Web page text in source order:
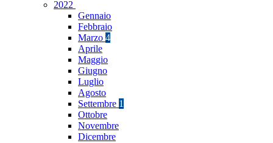
2022
Gennaio
Febbraio
Marzo 4
Aprile
Maggio
Giugno
Luglio
Agosto
Settembre 1
Ottobre
Novembre
Dicembre